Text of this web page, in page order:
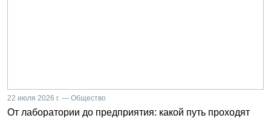
22 июля 2026 г. — Общество
От лаборатории до предприятия: какой путь проходят